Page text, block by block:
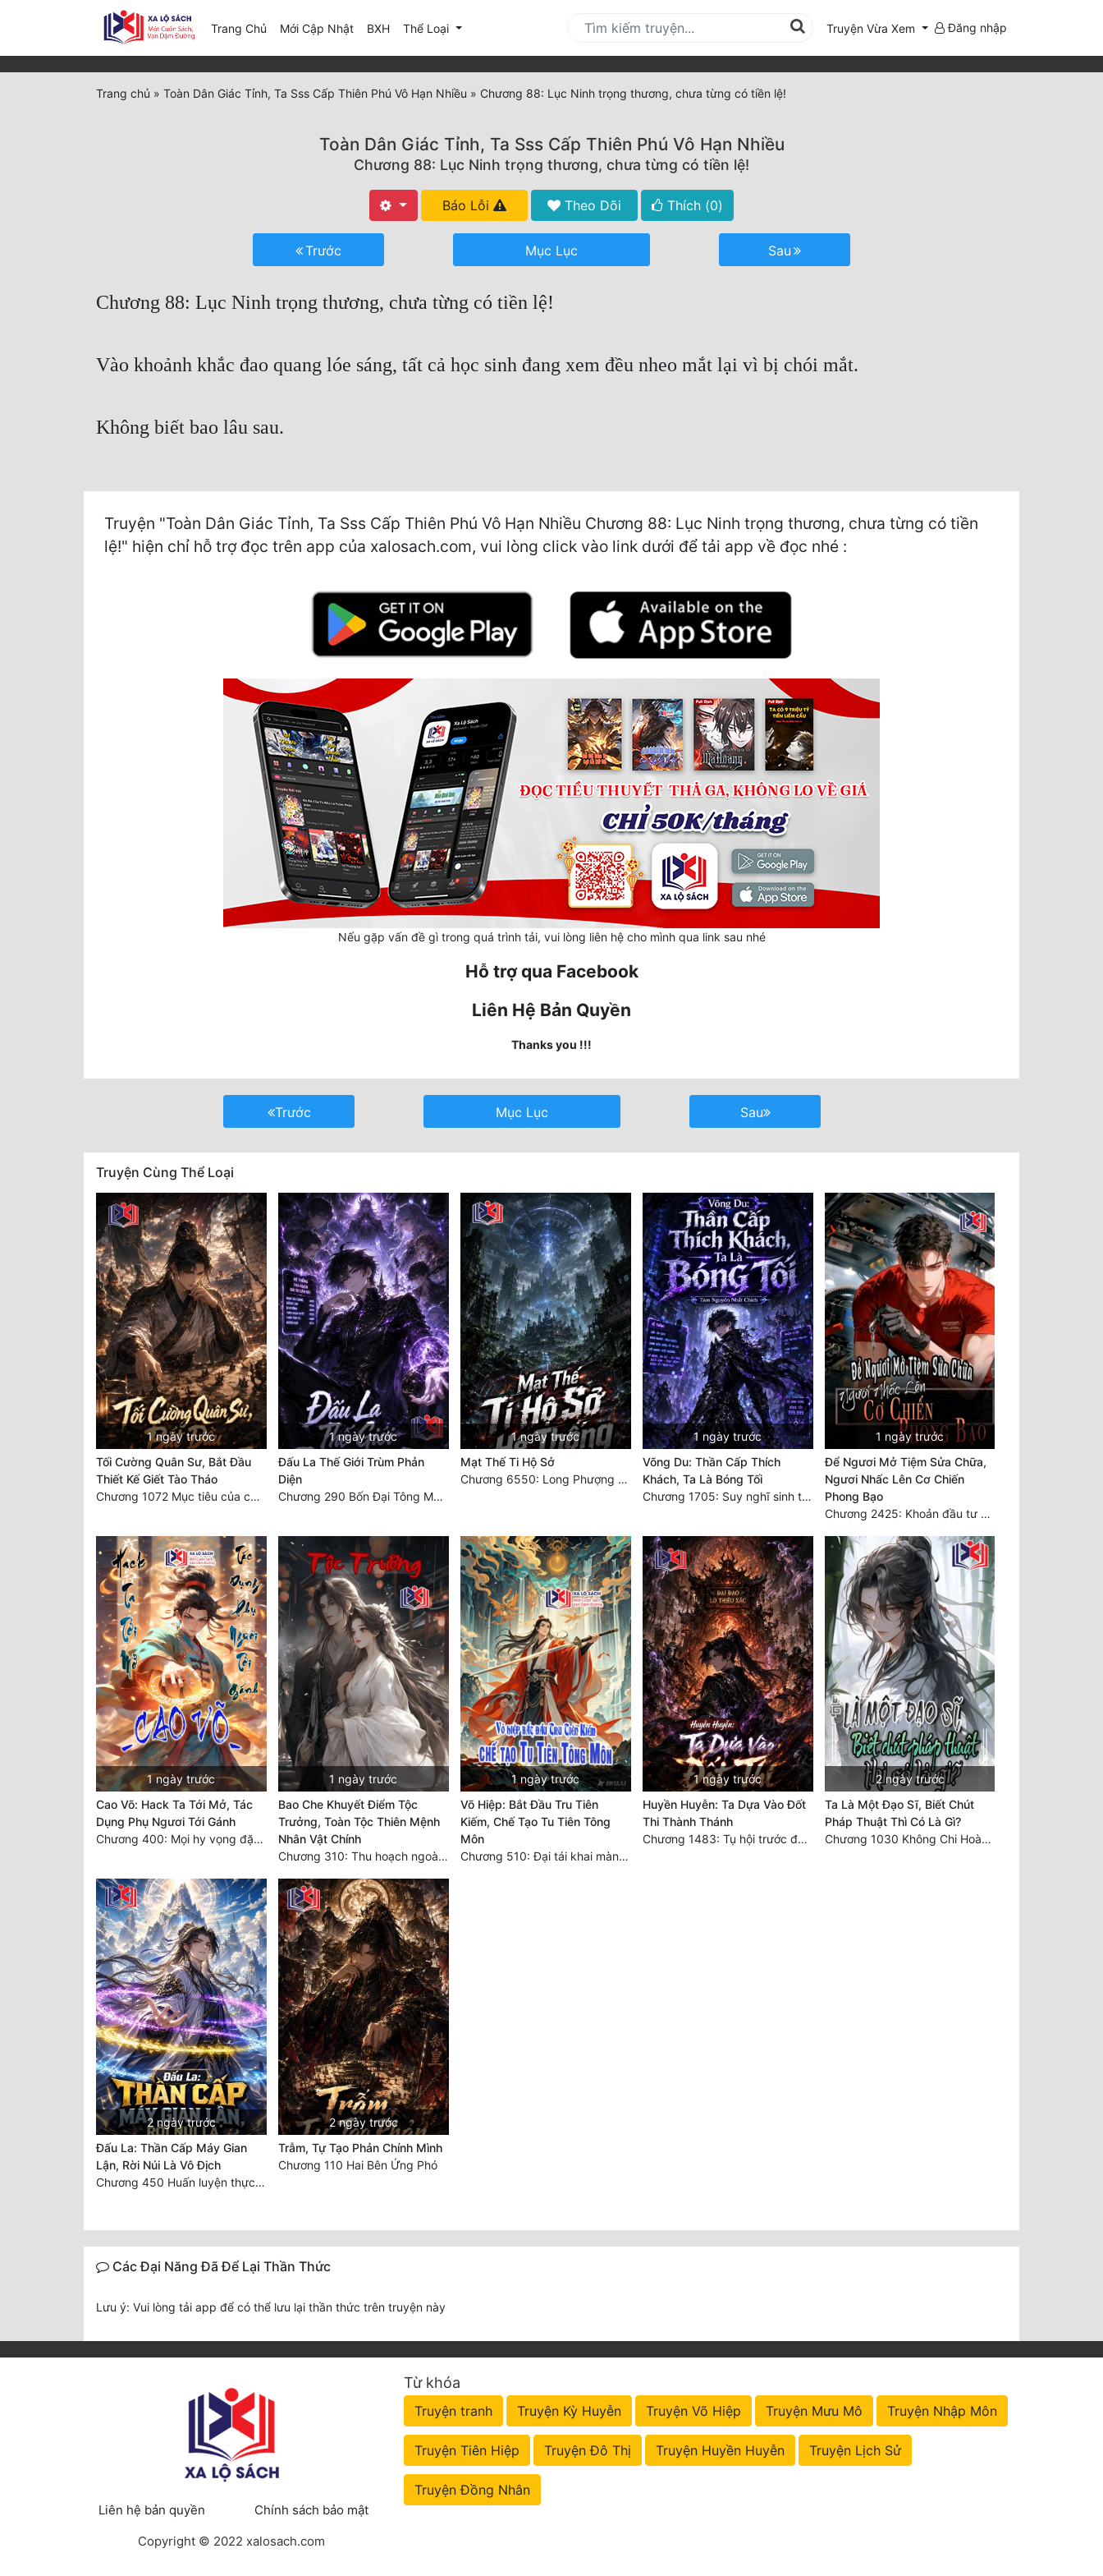
Trang Chủ Mới Cập Nhật(current)
BXH Thể Loại Truyện Vừa Xem Đăng nhập
Trang chủ » Toàn Dân Giác Tỉnh, Ta Sss Cấp Thiên Phú Vô Hạn Nhiều » Chương 88: Lục Ninh trọng thương, chưa từng có tiền lệ!
Toàn Dân Giác Tỉnh, Ta Sss Cấp Thiên Phú Vô Hạn Nhiều
Chương 88: Lục Ninh trọng thương, chưa từng có tiền lệ!
Báo Lỗi Theo Dõi Thích (0)
Trước Mục Lục Sau
Chương 88: Lục Ninh trọng thương, chưa từng có tiền lệ!
Vào khoảnh khắc đao quang lóe sáng, tất cả học sinh đang xem đều nheo mắt lại vì bị chói mắt.
Không biết bao lâu sau.
Truyện "Toàn Dân Giác Tỉnh, Ta Sss Cấp Thiên Phú Vô Hạn Nhiều Chương 88: Lục Ninh trọng thương, chưa từng có tiền
lệ!" hiện chỉ hỗ trợ đọc trên app của xalosach.com, vui lòng click vào link dưới để tải app về đọc nhé :
Nếu gặp vấn đề gì trong quá trình tải, vui lòng liên hệ cho mình qua link sau nhé
Hỗ trợ qua Facebook
Liên Hệ Bản Quyền
Thanks you !!!
Trước Mục Lục Sau
Truyện Cùng Thể Loại
1 ngày trước
Tối Cường Quân Sư, Bắt Đầu
Thiết Kế Giết Tào Tháo
Chương 1072 Mục tiêu của chúng ta là biển sao trời (2/2)
1 ngày trước
Đấu La Thế Giới Trùm Phản
Diện
Chương 290 Bốn Đại Tông Môn Đơn Thuộc Tính Vô Cùng Thê Lương
1 ngày trước
Mạt Thế Ti Hộ Sở
Chương 6550: Long Phượng Thần Trận
1 ngày trước
Võng Du: Thần Cấp Thích
Khách, Ta Là Bóng Tối
Chương 1705: Suy nghĩ sinh tồn của Vô Danh Tuyết!
1 ngày trước
Để Ngươi Mở Tiệm Sửa Chữa,
Ngươi Nhấc Lên Cơ Chiến
Phong Bạo
Chương 2425: Khoản đầu tư của Tượng Chủ!! Nỗi nghi hoặc của Tô Bạch!
1 ngày trước
Cao Võ: Hack Ta Tới Mở, Tác
Dụng Phụ Ngươi Tới Gánh
Chương 400: Mọi hy vọng đặt trên Tô Mặc!
1 ngày trước
Bao Che Khuyết Điểm Tộc
Trưởng, Toàn Tộc Thiên Mệnh
Nhân Vật Chính
Chương 310: Thu hoạch ngoài ý muốn, ưu thế tuyệt đối.
1 ngày trước
Võ Hiệp: Bắt Đầu Tru Tiên
Kiếm, Chế Tạo Tu Tiên Tông
Môn
Chương 510: Đại tái khai màn, quyết đấu khốc liệt
1 ngày trước
Huyền Huyễn: Ta Dựa Vào Đốt
Thi Thành Thánh
Chương 1483: Tụ hội trước đại chiến
2 ngày trước
Ta Là Một Đạo Sĩ, Biết Chút
Pháp Thuật Thì Có Là Gì?
Chương 1030 Không Chi Hoàng Nguyên Đại Hư
2 ngày trước
Đấu La: Thần Cấp Máy Gian
Lận, Rời Núi Là Vô Địch
Chương 450 Huấn luyện thực chiến, Long Linh Cơ đối chiến bốn người Cổ Nguyệt và Vũ Lân!
2 ngày trước
Trẫm, Tự Tạo Phản Chính Mình
Chương 110 Hai Bên Ứng Phó
Các Đại Năng Đã Để Lại Thần Thức
Lưu ý: Vui lòng tải app để có thể lưu lại thần thức trên truyện này
Liên hệ bản quyền
Chính sách bảo mật
Copyright © 2022 xalosach.com
Từ khóa
Truyện tranh Truyện Kỳ Huyễn Truyện Võ Hiệp Truyện Mưu Mô Truyện Nhập Môn
Truyện Tiên Hiệp Truyện Đô Thị Truyện Huyền Huyễn Truyện Lịch Sử
Truyện Đồng Nhân